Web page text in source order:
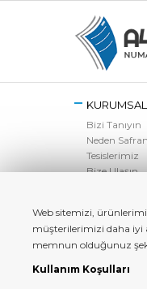
KURUMSAL
Bizi Tanıyın
Neden Safran
Tesislerimiz
Bize Ulaşın
Web sitemizi,
müşterilerimizi daha iyi
memnun olduğunuz
Kullanım Koşulları